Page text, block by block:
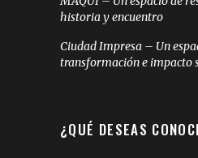
historia y encuentro
Ciudad Impresa – Un
transformación e impacto
¿QUÉ DESEAS